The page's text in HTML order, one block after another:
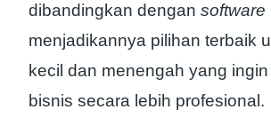
dibandingkan dengan software
menjadikannya pilihan terbaik
kecil dan menengah yang
bisnis secara lebih profesional.